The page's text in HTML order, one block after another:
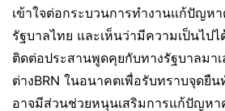
เข้าใจต่อกระบวนการทำงานแก้ปัญห
รัฐบาลไทย และเห็นว่ามีความเป็นไป
ติดต่อประสานพูดคุยกับทางรัฐบาลมา
ต่างBRN ในอนาคตเพื่อรับทราบจุดยื
อาจมีส่วนช่วยหนุนเสริมการแก้ปัญหา